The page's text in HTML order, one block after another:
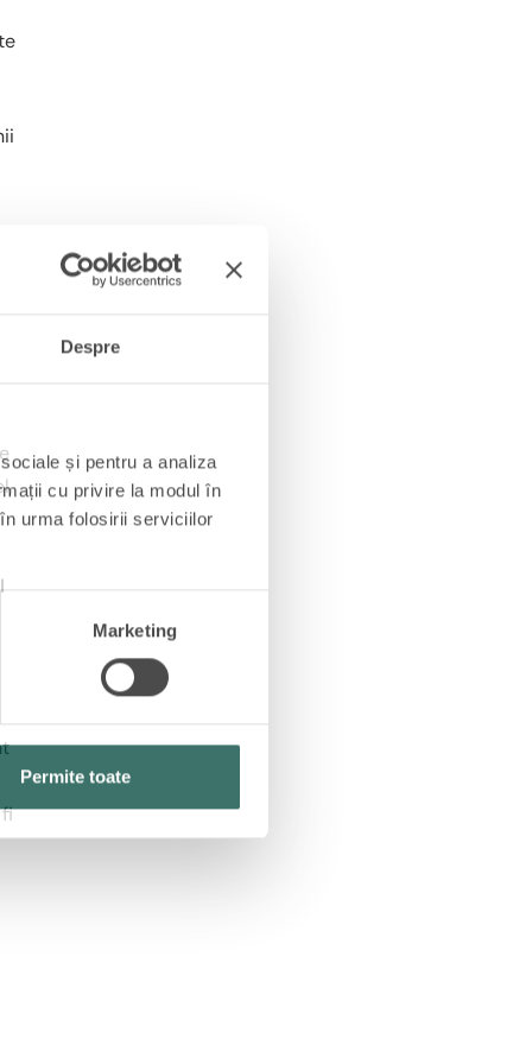
Despre
și pentru a analiza
cu privire la modul în
urma folosirii serviciilor
Marketing
Permite toate